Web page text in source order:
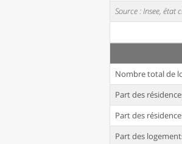
Source : Insee, état
Nombre total de
Part des
Part des
Part des